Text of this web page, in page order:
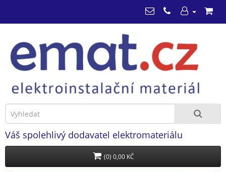
Váš spolehlivý dodavatel elektromateriálu
(0) 0,00 KČ